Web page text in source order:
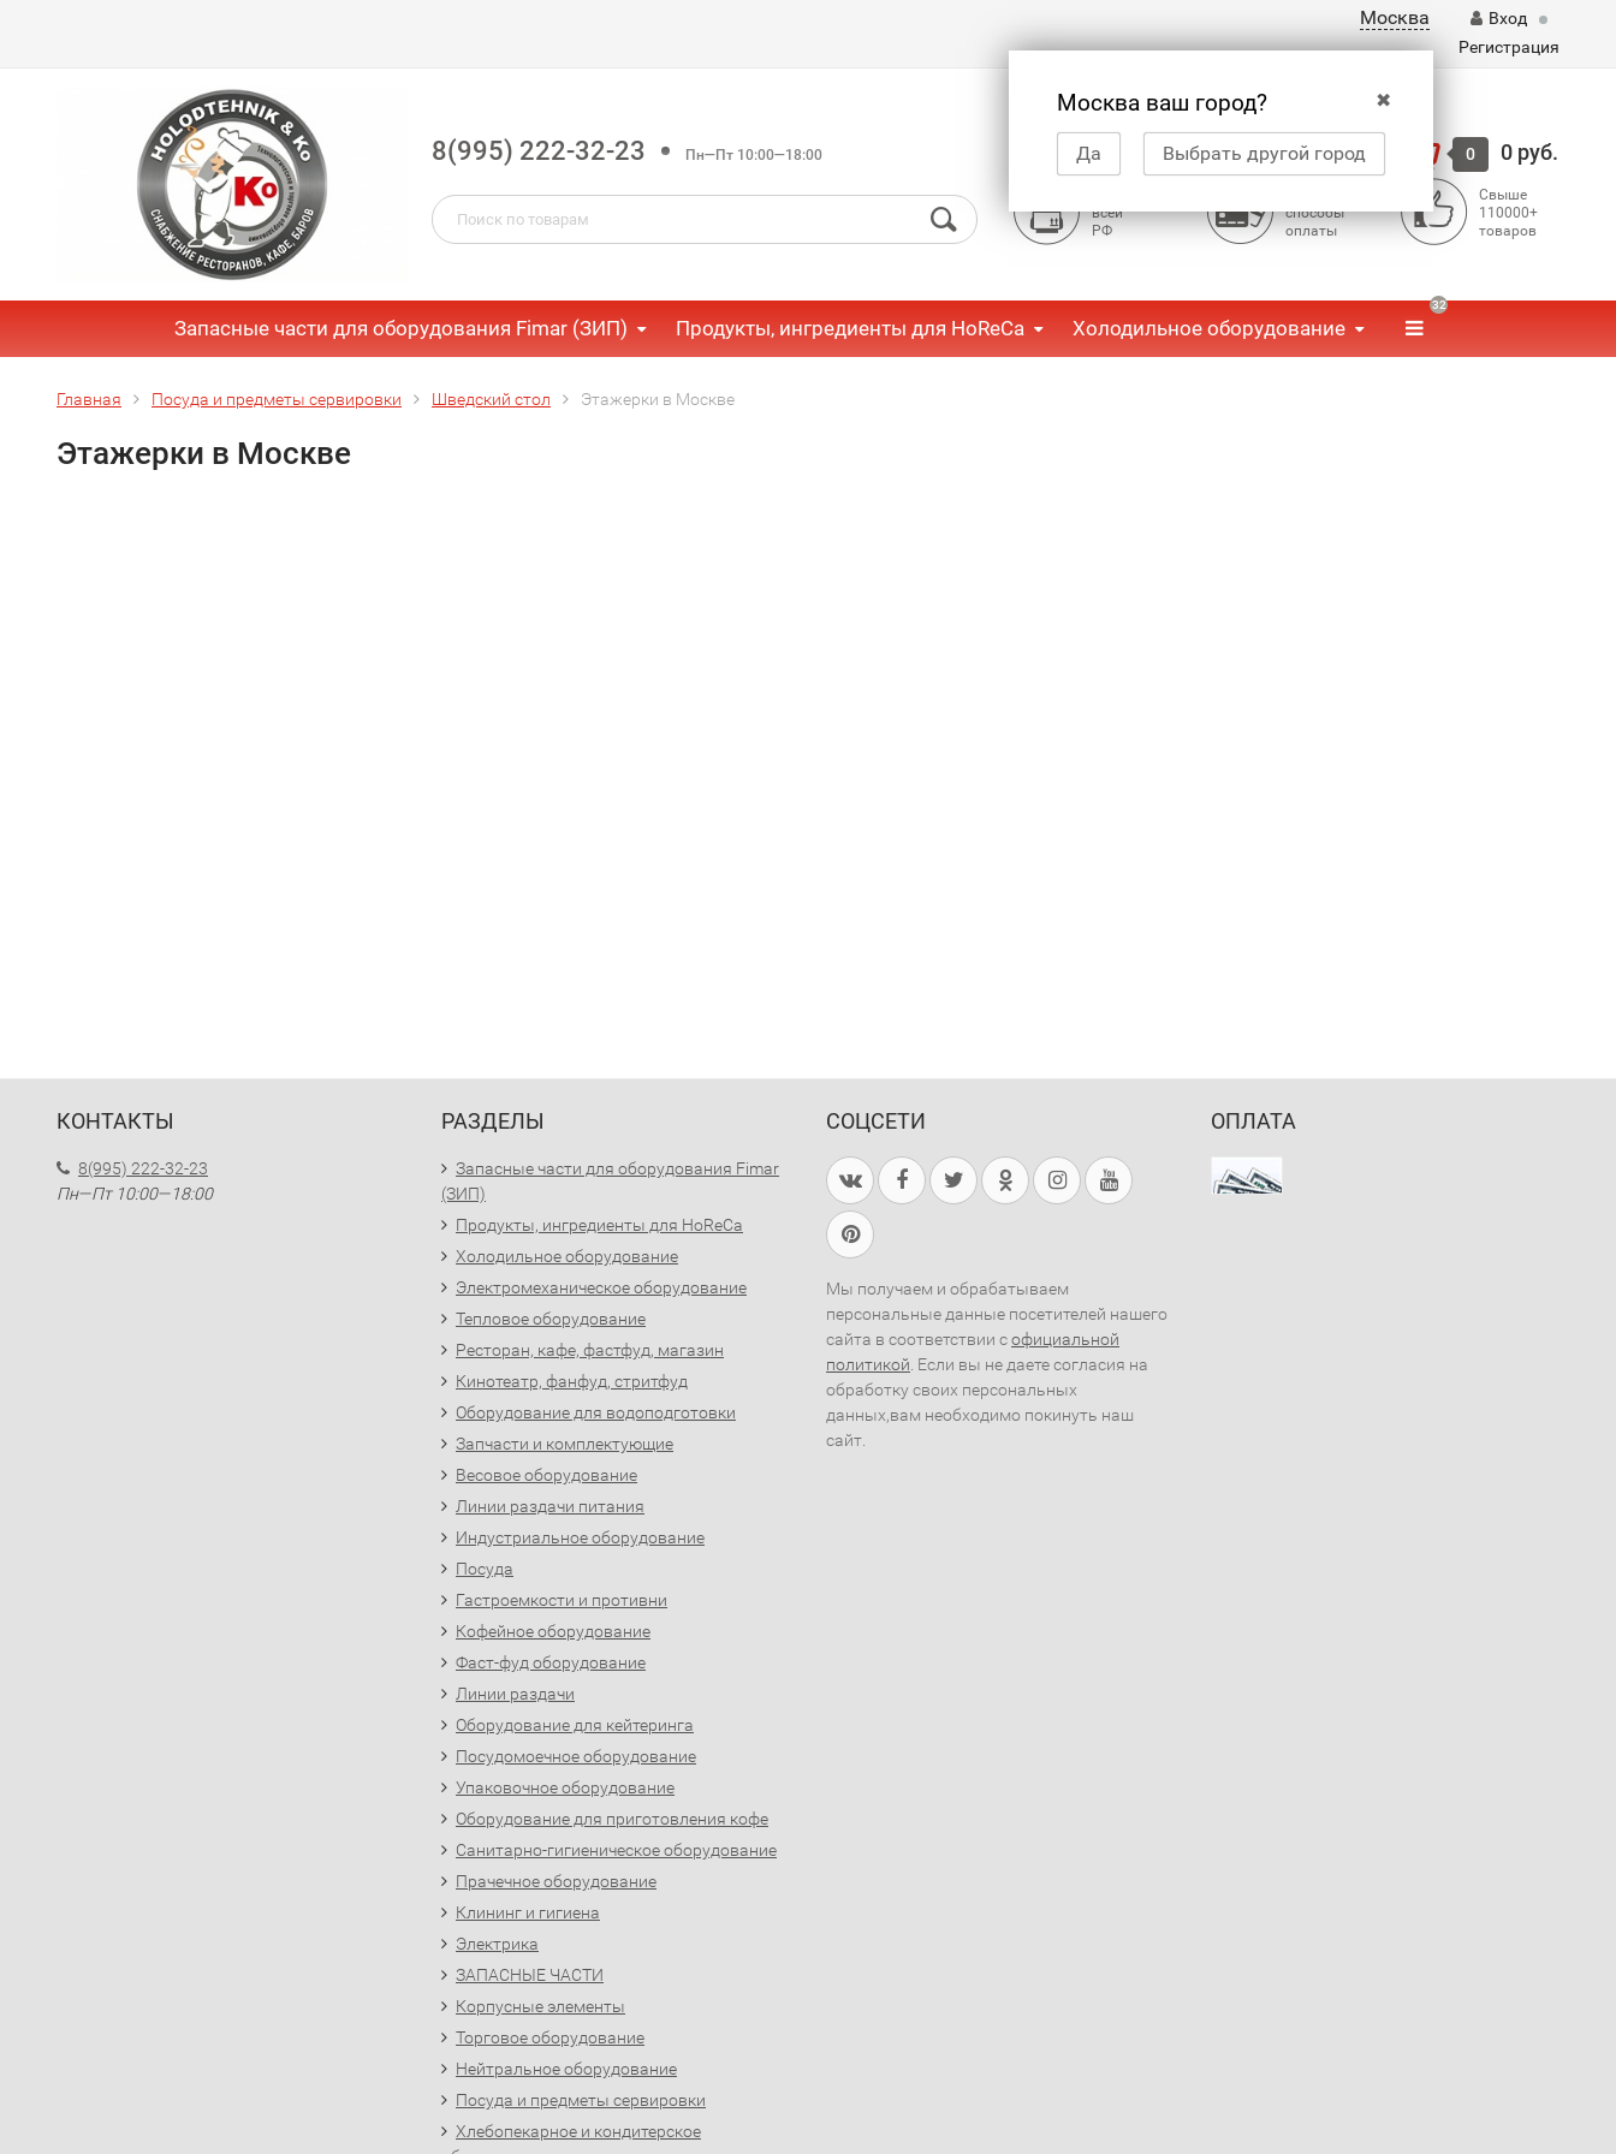
Москва
✖
Москва ваш город?
Да Выбрать другой город
Вход
Регистрация
8(995) 222-32-23 Пн—Пт 10:00—18:00 Корзина 0 0 руб.
всей
РФ
способы
оплаты
Свыше
110000+
товаров
Запасные части для оборудования Fimar (ЗИП) Продукты, ингредиенты для HoReCa Холодильное оборудование
32
Главная Посуда и предметы сервировки Шведский стол Этажерки в Москве
Этажерки в Москве
КОНТАКТЫ
8(995) 222-32-23
Пн—Пт 10:00—18:00
РАЗДЕЛЫ
Запасные части для оборудования Fimar
(ЗИП)
Продукты, ингредиенты для HoReCa
Холодильное оборудование
Электромеханическое оборудование
Тепловое оборудование
Ресторан, кафе, фастфуд, магазин
Кинотеатр, фанфуд, стритфуд
Оборудование для водоподготовки
Запчасти и комплектующие
Весовое оборудование
Линии раздачи питания
Индустриальное оборудование
Посуда
Гастроемкости и противни
Кофейное оборудование
Фаст-фуд оборудование
Линии раздачи
Оборудование для кейтеринга
Посудомоечное оборудование
Упаковочное оборудование
Оборудование для приготовления кофе
Санитарно-гигиеническое оборудование
Прачечное оборудование
Клининг и гигиена
Электрика
ЗАПАСНЫЕ ЧАСТИ
Корпусные элементы
Торговое оборудование
Нейтральное оборудование
Посуда и предметы сервировки
Хлебопекарное и кондитерское
СОЦСЕТИ
Мы получаем и обрабатываем
персональные данные посетителей нашего
сайта в соответствии софициальной
политикой . Если вы не даете согласия на
обработку своих персональных
данных,вам необходимо покинуть наш
сайт.
ОПЛАТА